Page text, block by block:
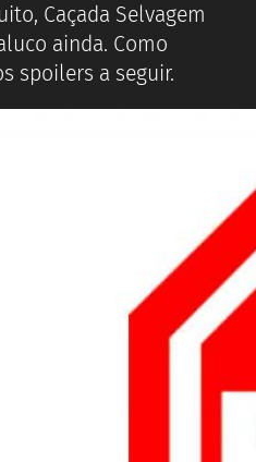
Caçada Selvagem
ainda. Como
spoilers a seguir.